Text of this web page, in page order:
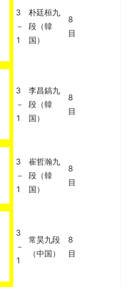
3
－
1
朴廷桓九
段（韓
国）
8
目
3
－
1
李昌鎬九
段（韓
国）
8
目
3
－
1
崔哲瀚九
段（韓
国）
8
目
3
－
1
常昊九段
（中国）
8
目